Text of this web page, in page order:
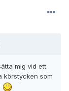
mig vid ett
körstycken som